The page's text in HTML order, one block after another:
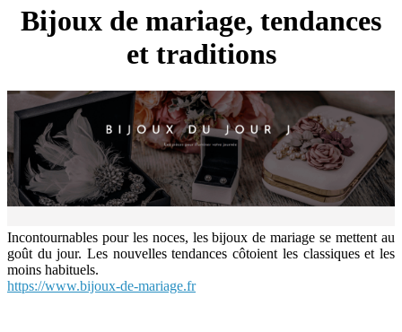
Bijoux de mariage, tendances
et traditions
Incontournables pour les noces, les bijoux de mariage se mettent au
goût du jour. Les nouvelles tendances côtoient les classiques et les
moins habituels.
https://www.bijoux-de-mariage.fr